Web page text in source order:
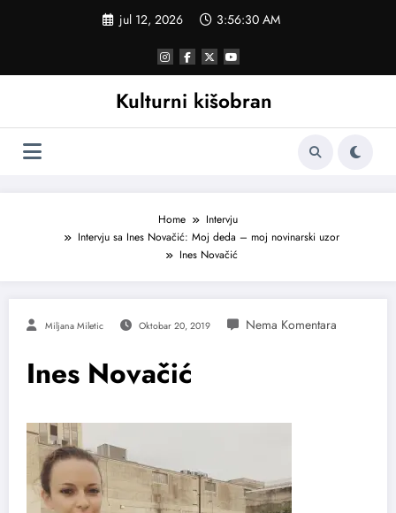
jul 12, 2026 3:56:30 AM
Kulturni kišobran
Home
Intervju
Intervju sa Ines Novačić: Moj deda – moj novinarski uzor
Ines Novačić
Miljana Miletic Oktobar 20, 2019
Ines Novačić